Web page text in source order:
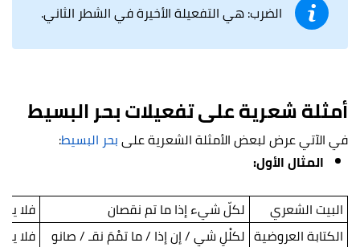
الضرب: هي التفعيلة الأخيرة في الشطر الثاني.
أمثلة شعرية على تفعيلات بحر البسيط
في الآتي عرض لبعض الأمثلة الشعرية علىبحر البسيط:
المثال الأول:
البيت الشعري
لكلّ شيء إذا ما تم نقصان
فلا
الكتابة العروضية لكلْلِ شي / إن إذا / ما تمْمَ نقـ / صانو فلا